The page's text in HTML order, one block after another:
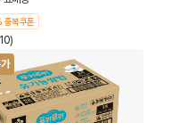
중복쿠폰